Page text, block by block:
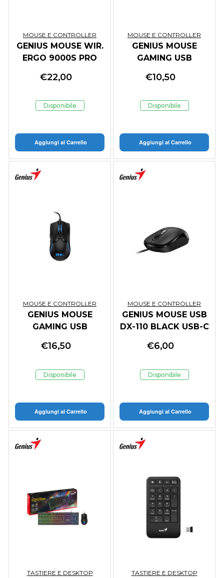
MOUSE E CONTROLLER
GENIUS MOUSE WIR.
ERGO 9000S PRO
WIRELESS (BT
€22,00
Disponibile
Aggiungi al Carrello
MOUSE E CONTROLLER
GENIUS MOUSE
GAMING USB
7*RGB 6 BUTTONS
€10,50
Disponibile
Aggiungi al Carrello
MOUSE E CONTROLLER
GENIUS MOUSE
GAMING USB
12*RGB 6 BUTTONS
€16,50
Disponibile
Aggiungi al Carrello
MOUSE E CONTROLLER
GENIUS MOUSE USB
DX-110 BLACK USB-C
€6,00
Disponibile
Aggiungi al Carrello
TASTIERE E DESKTOP TASTIERE E DESKTOP